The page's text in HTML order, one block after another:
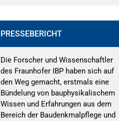
PRESSEBERICHT
Die Forscher und Wissenschaftler
des Fraunhofer IBP haben sich auf
den Weg gemacht, erstmals eine
Bündelung von bauphysikalischem
Wissen und Erfahrungen aus dem
Bereich der Baudenkmalpflege und